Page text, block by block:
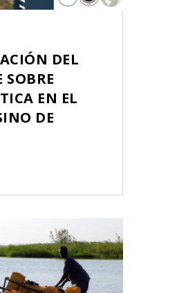
DEL
SOBRE
EN EL
DE